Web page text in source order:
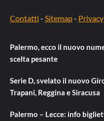
Contatti - Sitemap- Privacy
Palermo, ecco il nuovo
scelta pesante
Serie D, svelato il nuovo
Trapani, Reggina e Siracusa
Palermo – Lecce: info